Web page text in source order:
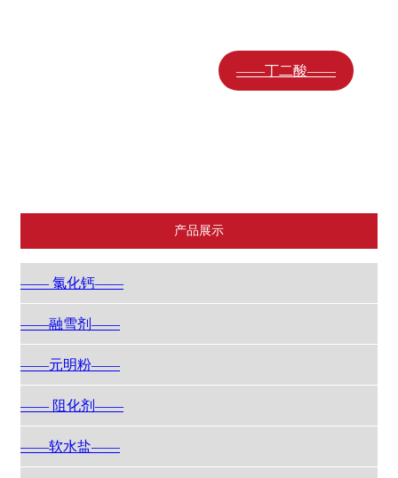
——丁二酸——
产品展示
—— 氯化钙——
——融雪剂——
——元明粉——
—— 阻化剂——
——软水盐——